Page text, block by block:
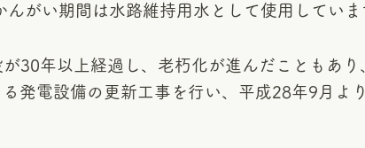
がい期間は水路維持用水として使用していま
30年以上経過し、老朽化が進んだこともあ
発電設備の更新工事を行い、平成28年9月よ